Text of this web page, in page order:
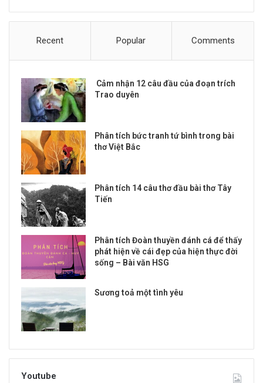
Recent Popular Comments
Cảm nhận 12 câu đầu của đoạn trích
Trao duyên
Phân tích bức tranh tứ bình trong bài
thơ Việt Bắc
Phân tích 14 câu thơ đầu bài thơ Tây
Tiến
Phân tích Đoàn thuyền đánh cá để thấy
phát hiện về cái đẹp của hiện thực đời
sống – Bài văn HSG
Sương toả một tình yêu
Youtube